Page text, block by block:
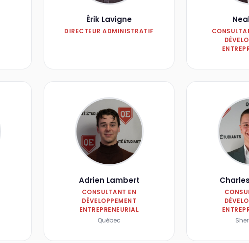
Érik Lavigne
DIRECTEUR ADMINISTRATIF
Adrien Lambert
CONSULTANT EN
DÉVELOPPEMENT
ENTREPRENEURIAL
Québec